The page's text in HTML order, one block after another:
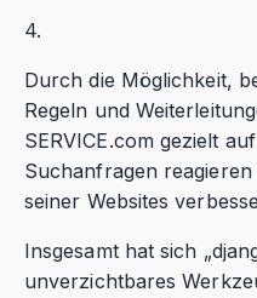
4.
Durch die Möglichkeit,
Regeln und
SERVICE.com gezielt
Suchanfragen
seiner Websites
Insgesamt hat sich
unverzichtbares